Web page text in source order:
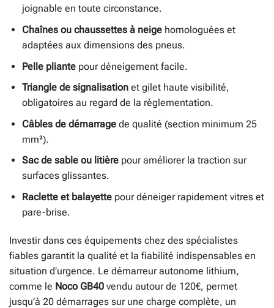
joignable en toute circonstance.
Chaînes ou chaussettes à neigehomologuées et
adaptées aux dimensions des pneus.
Pelle pliantepour déneigement facile.
Triangle de signalisationet gilet haute visibilité,
obligatoires au regard de la réglementation.
Câbles de démarragede qualité (section minimum 25
mm²).
Sac de sable ou litièrepour améliorer la traction sur
surfaces glissantes.
Raclette et balayettepour déneiger rapidement vitres et
pare-brise.
Investir dans ces équipements chez des spécialistes
fiables garantit la qualité et la fiabilité indispensables en
situation d’urgence. Le démarreur autonome lithium,
comme le Noco GB40 vendu autour de 120€, permet
jusqu’à 20 démarrages sur une charge complète, un